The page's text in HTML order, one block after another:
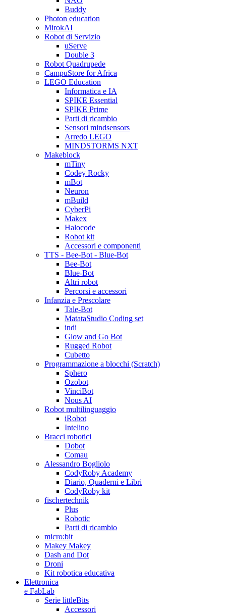
Buddy
Photon education
MirokAI
Robot di Servizio
uServe
Double 3
Robot Quadrupede
CampuStore for Africa
LEGO Education
Informatica e IA
SPIKE Essential
SPIKE Prime
Parti di ricambio
Sensori mindsensors
Arredo LEGO
MINDSTORMS NXT
Makeblock
mTiny
Codey Rocky
mBot
Neuron
mBuild
CyberPi
Makex
Halocode
Robot kit
Accessori e componenti
TTS - Bee-Bot - Blue-Bot
Bee-Bot
Blue-Bot
Altri robot
Percorsi e accessori
Infanzia e Prescolare
Tale-Bot
MatataStudio Coding set
indi
Glow and Go Bot
Rugged Robot
Cubetto
Programmazione a blocchi (Scratch)
Sphero
Ozobot
VinciBot
Nous AI
Robot multilinguaggio
iRobot
Intelino
Bracci robotici
Dobot
Comau
Alessandro Bogliolo
CodyRoby Academy
Diario, Quaderni e Libri
CodyRoby kit
fischertechnik
Plus
Robotic
Parti di ricambio
micro:bit
Makey Makey
Dash and Dot
Droni
Kit robotica educativa
Elettronica
e FabLab
Serie littleBits
Accessori